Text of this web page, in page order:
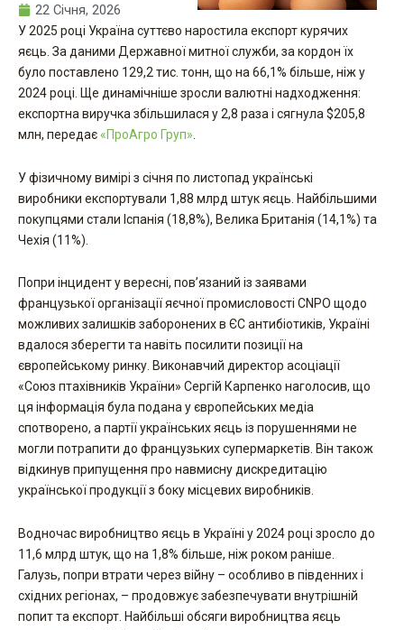
22 Січня, 2026
У 2025 році Україна суттєво наростила експорт курячих
яєць. За даними Державної митної служби, за кордон їх
було поставлено 129,2 тис. тонн, що на 66,1% більше, ніж у
2024 році. Ще динамічніше зросли валютні надходження:
експортна виручка збільшилася у 2,8 раза і сягнула $205,8
млн, передає «ПроАгро Груп»
У фізичному вимірі з січня по листопад українські
виробники експортували 1,88 млрд штук яєць. Найбільшими
покупцями стали Іспанія (18,8%), Велика Британія (14,1%) та
Чехія (11%).
Попри інцидент у вересні, пов’язаний із заявами
французької організації яєчної промисловості CNPO щодо
можливих залишків заборонених в ЄС антибіотиків, Україні
вдалося зберегти та навіть посилити позиції на
європейському ринку. Виконавчий директор асоціації
«Союз птахівників України» Сергій Карпенко наголосив, що
ця інформація була подана у європейських медіа
спотворено, а партії українських яєць із порушеннями не
могли потрапити до французьких супермаркетів. Він також
відкинув припущення про навмисну дискредитацію
української продукції з боку місцевих виробників.
Водночас виробництво яєць в Україні у 2024 році зросло до
11,6 млрд штук, що на 1,8% більше, ніж роком раніше.
Галузь, попри втрати через війну – особливо в південних і
східних регіонах, – продовжує забезпечувати внутрішній
попит та експорт. Найбільші обсяги виробництва яєць